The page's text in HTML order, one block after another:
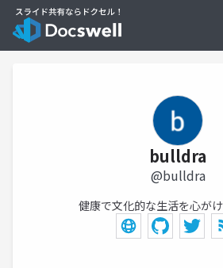
bulldra
@bulldra
健康で文化的な生活を心がけ